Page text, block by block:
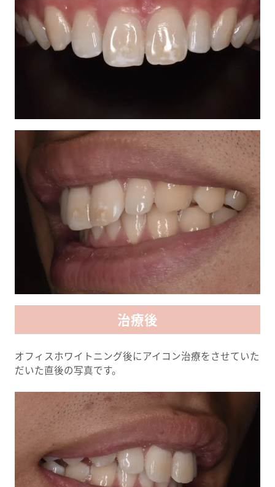
治療後
オフィスホワイトニング後にアイコン治療をさせていた
だいた直後の写真です。